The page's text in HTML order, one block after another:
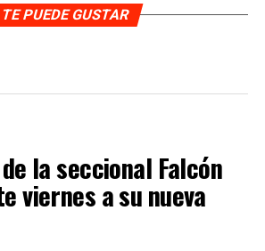
TE PUEDE GUSTAR
la seccional Falcón
viernes a su nueva